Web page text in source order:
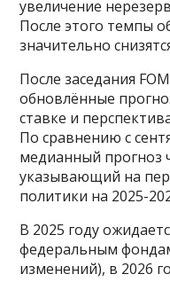
увеличение
После этого темпы
значительно
После заседания
обновлённые
ставке и
По сравнению с
медианный прогноз
указывающий на
политики на 2025-
В 2025 году
федеральным
изменений), в 2026